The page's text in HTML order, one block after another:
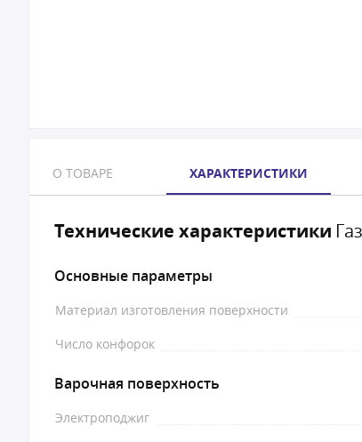
О ТОВАРЕ ХАРАКТЕРИСТИКИ
Технические характеристики
Основные параметры
Материал изготовления поверхности
Число конфорок
Варочная поверхность
Электроподжиг